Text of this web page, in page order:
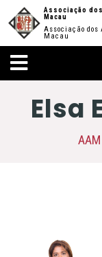
Associação
Macau
Associação dos
Macau
Elsa
AAM